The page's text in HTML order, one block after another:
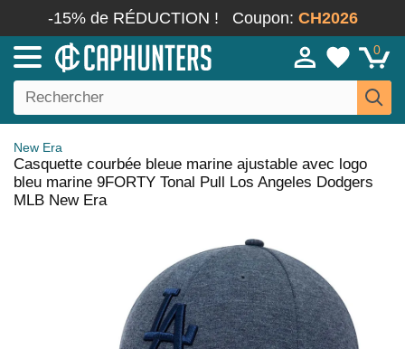
-15% de RÉDUCTION ! Coupon: CH2026
0
New Era
Casquette courbée bleue marine ajustable avec logo
bleu marine 9FORTY Tonal Pull Los Angeles Dodgers
MLB New Era